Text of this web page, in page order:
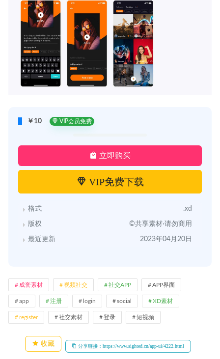
￥10 VIP会员免费
立即购买
VIP免费下载
格式 .xd
版权 ©共享素材·请勿商用
最近更新 2023年04月20日
成套素材 视频社交 社交APP APP界面
app 注册 login social XD素材
register 社交素材 登录 短视频
收藏 分享链接：https://www.sighted.cn/app-ui/4222.html